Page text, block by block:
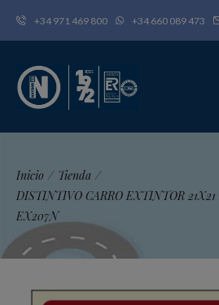
+34 971 469 800 +34 660 089 473
Inicio / Tienda /
DISTINTIVO CARRO EXTINTOR 21X21
EX207N